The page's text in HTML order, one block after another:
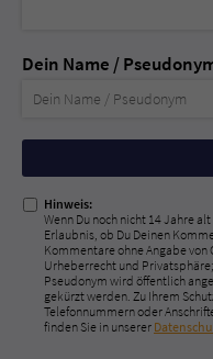
Dein Name /
Nicht
ausfüllen!
Hinweis:
Wenn Du noch nicht 14 Jahre
Erlaubnis, ob Du Deinen
Kommentare ohne Angabe
Urheberrecht und
Pseudonym wird öffentlich
gekürzt werden. Zu Ihrem
Telefonnummern oder
finden Sie in unserer